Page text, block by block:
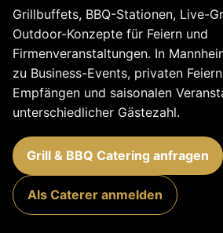
Grillbuffets, BBQ-Stationen, Live-
Outdoor-Konzepte für Feiern und
Firmenveranstaltungen. In
zu Business-Events, privaten
Empfängen und saisonalen
unterschiedlicher Gästezahl.
Grill & BBQ Catering anfragen
Als Caterer anmelden